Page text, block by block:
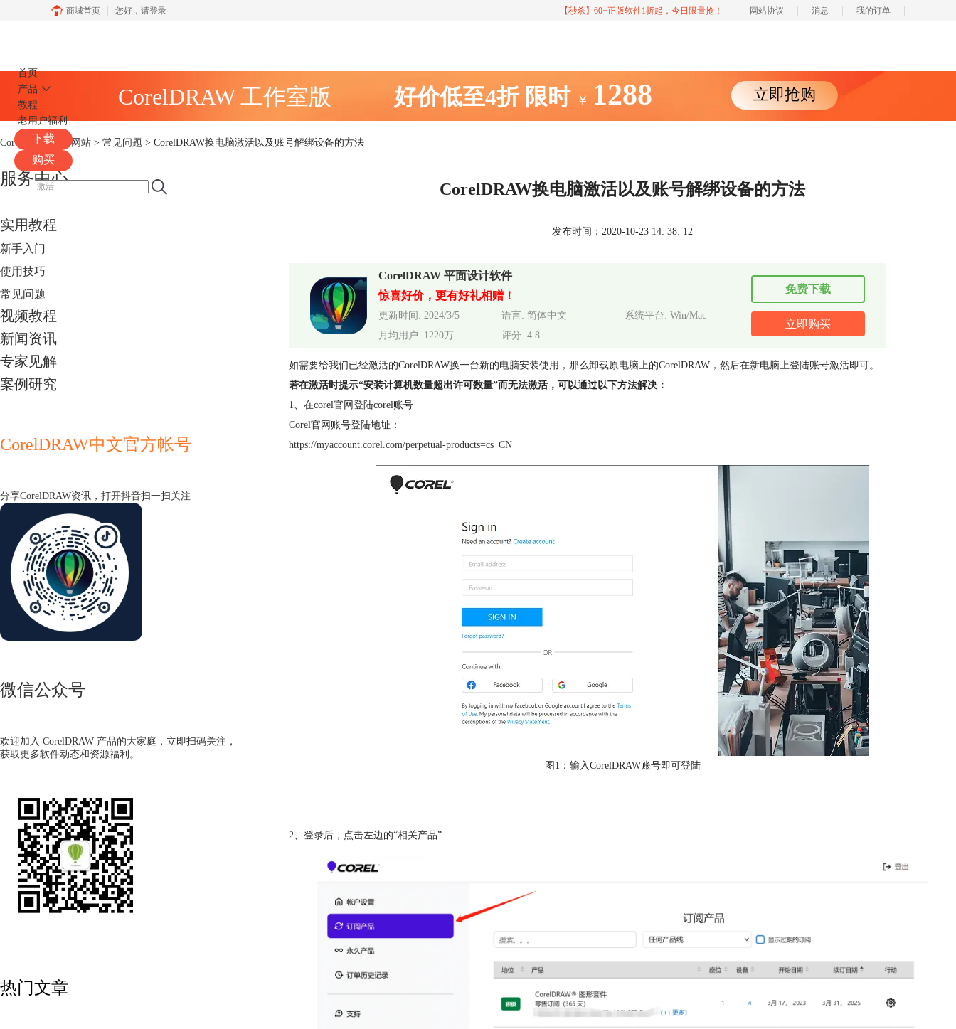
商城首页 您好， 请登录 【秒杀】60+正版软件1折起，今日限量抢！ 网站协议 消息 我的订单
首页
产品
教程
老用户福利
下载
购买
CorelDRAW 工作室版 好价低至4折 限时 ￥ 1288 立即抢购
CorelDRAW中文网站 > 常见问题 > CorelDRAW换电脑激活以及账号解绑设备的方法
服务中心
实用教程
新手入门
使用技巧
常见问题
视频教程
新闻资讯
专家见解
案例研究
CorelDRAW中文官方帐号
分享CorelDRAW资讯，打开抖音扫一扫关注
微信公众号
欢迎加入 CorelDRAW 产品的大家庭，立即扫码关注，
获取更多软件动态和资源福利。
热门文章
CorelDRAW换电脑激活以及账号解绑设备的方法
发布时间：2020-10-23 14: 38: 12
CorelDRAW 平面设计软件
惊喜好价，更有好礼相赠！
更新时间: 2024/3/5 语言: 简体中文
系统平台: Win/Mac
月均用户: 1220万
评分: 4.8
免费下载
立即购买
如需要给我们已经激活的CorelDRAW换一台新的电脑安装使用，那么卸载原电脑上的CorelDRAW，然后在新电脑上登陆账号激活即可。
若在激活时提示“安装计算机数量超出许可数量”而无法激活，可以通过以下方法解决：
1、在corel官网登陆corel账号
Corel官网账号登陆地址：
https://myaccount.corel.com/perpetual-products=cs_CN
图1：输入CorelDRAW账号即可登陆
2、登录后，点击左边的“相关产品”